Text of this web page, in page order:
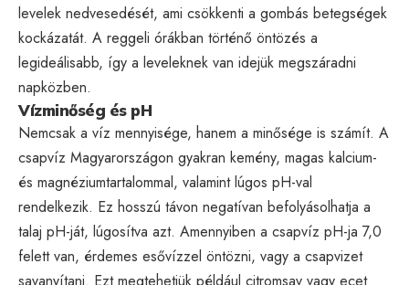
levelek nedvesedését, ami csökkenti a gombás betegségek
kockázatát. A reggeli órákban történő öntözés a
legideálisabb, így a leveleknek van idejük megszáradni
napközben.
Vízminőség és pH
Nemcsak a víz mennyisége, hanem a minősége is számít. A
csapvíz Magyarországon gyakran kemény, magas kalcium-
és magnéziumtartalommal, valamint lúgos pH-val
rendelkezik. Ez hosszú távon negatívan befolyásolhatja a
talaj pH-ját, lúgosítva azt. Amennyiben a csapvíz pH-ja 7,0
felett van, érdemes esővízzel öntözni, vagy a csapvizet
savanyítani. Ezt megtehetjük például citromsav vagy ecet